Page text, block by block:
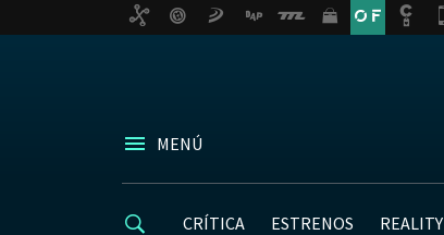
MENÚ
CRÍTICA ESTRENOS REALITY